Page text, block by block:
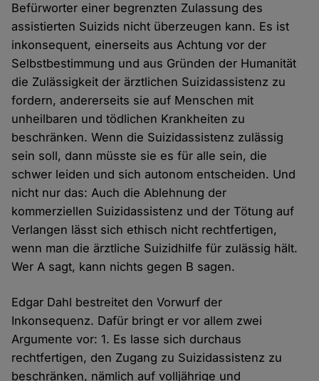
Befürworter einer begrenzten Zulassung des
assistierten Suizids nicht überzeugen kann. Es ist
inkonsequent, einerseits aus Achtung vor der
Selbstbestimmung und aus Gründen der Humanität
die Zulässigkeit der ärztlichen Suizidassistenz zu
fordern, andererseits sie auf Menschen mit
unheilbaren und tödlichen Krankheiten zu
beschränken. Wenn die Suizidassistenz zulässig
sein soll, dann müsste sie es für alle sein, die
schwer leiden und sich autonom entscheiden. Und
nicht nur das: Auch die Ablehnung der
kommerziellen Suizidassistenz und der Tötung auf
Verlangen lässt sich ethisch nicht rechtfertigen,
wenn man die ärztliche Suizidhilfe für zulässig hält.
Wer A sagt, kann nichts gegen B sagen.
Edgar Dahl bestreitet den Vorwurf der
Inkonsequenz. Dafür bringt er vor allem zwei
Argumente vor: 1. Es lasse sich durchaus
rechtfertigen, den Zugang zu Suizidassistenz zu
beschränken, nämlich auf volljährige und